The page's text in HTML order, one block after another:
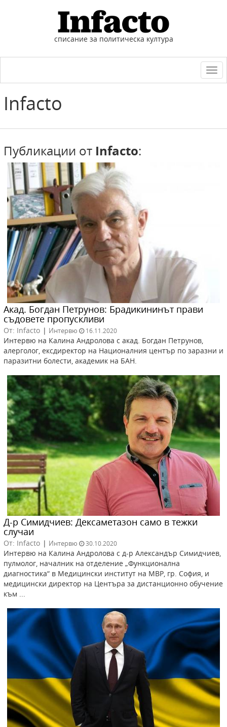
списание за политическа култура
Infacto
Публикации от Infacto:
Акад. Богдан Петрунов: Брадикининът прави
съдовете пропускливи
От: Infacto | Интервю 16.11.2020
Интервю на Калина Андролова с акад. Богдан Петрунов,
алерголог, ексдиректор на Националния център по заразни и
паразитни болести, академик на БАН.
Д-р Симидчиев: Дексаметазон само в тежки
случаи
От: Infacto | Интервю 30.10.2020
Интервю на Калина Андролова с д-р Александър Симидчиев,
пулмолог, началник на отделение „Функционална
диагностика“ в Медицински институт на МВР, гр. София, и
медицински директор на Центъра за дистанционно обучение
към ...